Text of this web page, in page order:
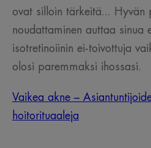
ovat silloin tärkeitä... Hyvän
noudattaminen auttaa sinua
isotretinoiinin ei-toivottuja
olosi paremmaksi ihossasi.
Vaikea akne –
hoitorituaaleja